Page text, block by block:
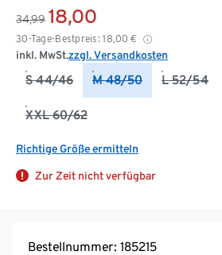
34,99 18,00
30-Tage-Bestpreis: 18,00 €
inkl. MwSt.zzgl. Versandkosten
S 44/46 M 48/50 L 52/54
XXL 60/62
Richtige Größe ermitteln
Zur Zeit nicht verfügbar
Bestellnummer: 185215